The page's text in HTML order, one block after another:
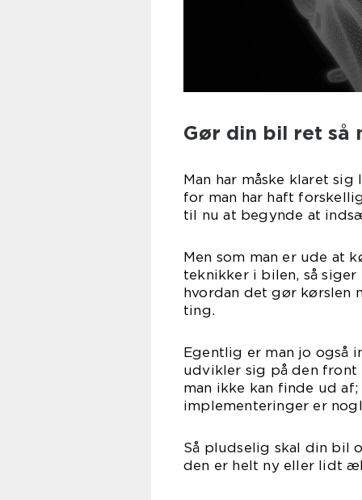
Gør din bil ret så
Man har måske klaret
for man har haft
til nu at begynde at
Men som man er ude at
teknikker i bilen, så
hvordan det gør kørslen
ting.
Egentlig er man jo også
udvikler sig på den front
man ikke kan finde ud
implementeringer er
Så pludselig skal din bil
den er helt ny eller lidt